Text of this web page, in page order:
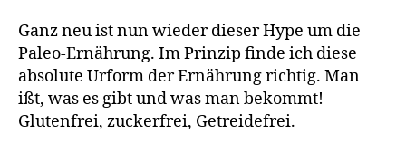
Ganz neu ist nun wieder dieser Hype um die
Paleo-Ernährung. Im Prinzip finde ich diese
absolute Urform der Ernährung richtig. Man
ißt, was es gibt und was man bekommt!
Glutenfrei, zuckerfrei, Getreidefrei.